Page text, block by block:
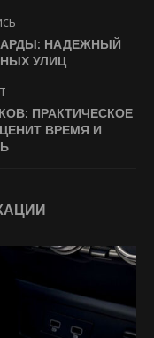
НАДЕЖНЫЙ
УЛИЦ
ПРАКТИЧЕСКОЕ
ВРЕМЯ И